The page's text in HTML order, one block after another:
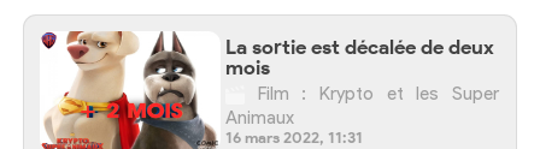
La sortie est décalée de deux
mois
Film : Krypto et les Super
Animaux
16 mars 2022, 11:31